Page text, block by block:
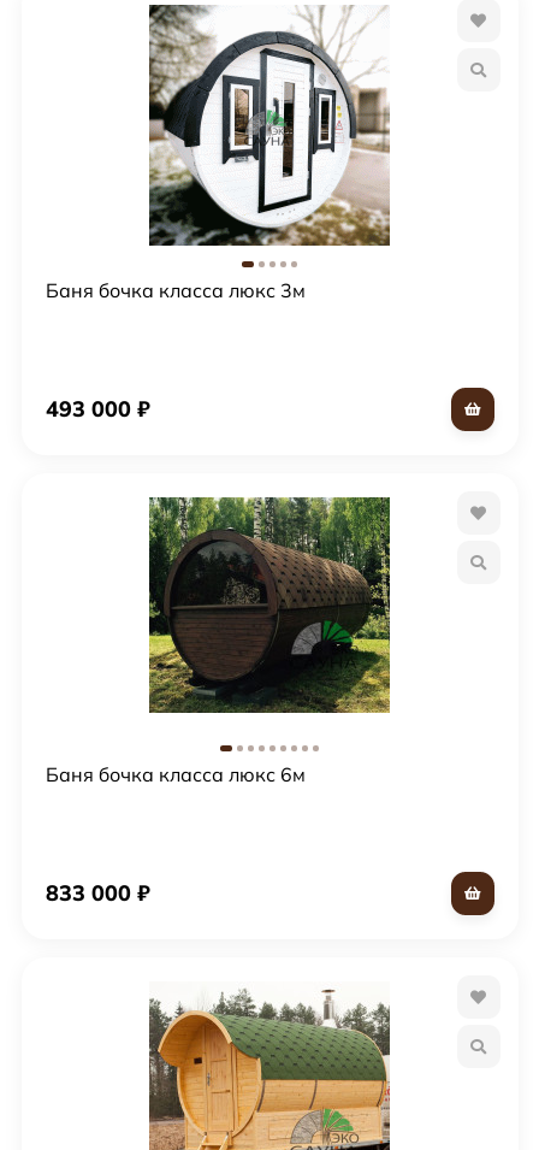
Баня бочка класса люкс 3м
493 000 ₽
Баня бочка класса люкс 6м
833 000 ₽